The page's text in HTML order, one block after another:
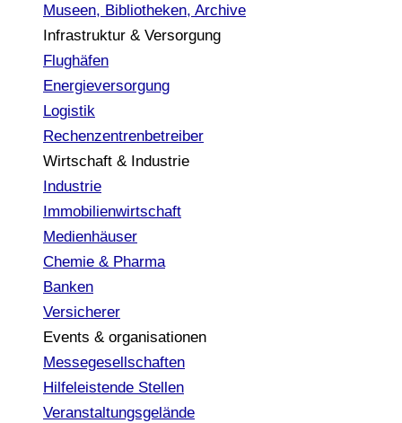
Museen, Bibliotheken, Archive
Infrastruktur & Versorgung
Flughäfen
Energieversorgung
Logistik
Rechenzentrenbetreiber
Wirtschaft & Industrie
Industrie
Immobilienwirtschaft
Medienhäuser
Chemie & Pharma
Banken
Versicherer
Events & organisationen
Messegesellschaften
Hilfeleistende Stellen
Veranstaltungsgelände